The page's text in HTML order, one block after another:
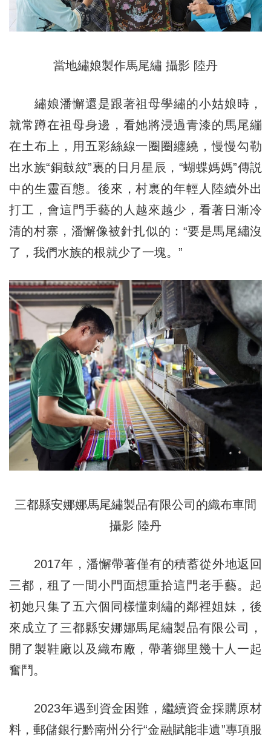
當地繡娘製作馬尾繡 攝影 陸丹
繡娘潘懈還是跟著祖母學繡的小姑娘時，
就常蹲在祖母身邊，看她將浸過青漆的馬尾繃
在土布上，用五彩絲線一圈圈纏繞，慢慢勾勒
出水族“銅鼓紋”裏的日月星辰，“蝴蝶媽媽”傳説
中的生靈百態。後來，村裏的年輕人陸續外出
打工，會這門手藝的人越來越少，看著日漸冷
清的村寨，潘懈像被針扎似的：“要是馬尾繡沒
了，我們水族的根就少了一塊。”
三都縣安娜娜馬尾繡製品有限公司的織布車間
攝影 陸丹
2017年，潘懈帶著僅有的積蓄從外地返回
三都，租了一間小門面想重拾這門老手藝。起
初她只集了五六個同樣懂刺繡的鄰裡姐妹，後
來成立了三都縣安娜娜馬尾繡製品有限公司，
開了製鞋廠以及織布廠，帶著鄉里幾十人一起
奮鬥。
2023年遇到資金困難，繼續資金採購原材
料，郵儲銀行黔南州分行“金融賦能非遺”專項服